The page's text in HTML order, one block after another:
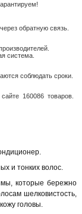
обратную связь.
система.
соблюдать сроки.
160086 товаров.
и тонких волос.
которые бережно
шелковистость,
головы.